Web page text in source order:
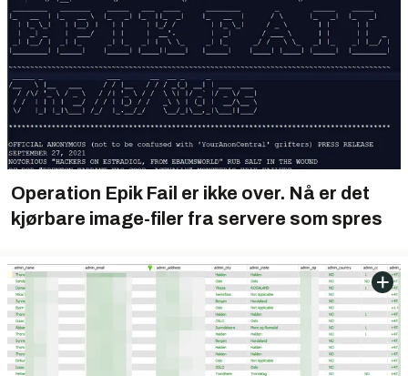
Operation Epik Fail er ikke over. Nå er det
kjørbare image-filer fra servere som spres